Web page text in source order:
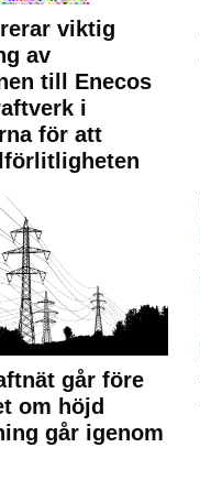
viktig
av
till Enecos
i
för att
går före
om höjd
går igenom